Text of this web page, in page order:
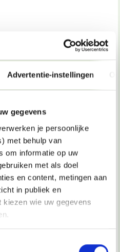
Advertentie-instellingen
gegevens
je persoonlijke
met behulp van
om informatie op uw
met als doel
en content, metingen aan
in publiek en
wie uw gegevens